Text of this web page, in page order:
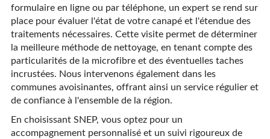
formulaire en ligne ou par téléphone, un expert se rend sur
place pour évaluer l'état de votre canapé et l'étendue des
traitements nécessaires. Cette visite permet de déterminer
la meilleure méthode de nettoyage, en tenant compte des
particularités de la microfibre et des éventuelles taches
incrustées. Nous intervenons également dans les
communes avoisinantes, offrant ainsi un service régulier et
de confiance à l'ensemble de la région.
En choisissant SNEP, vous optez pour un
accompagnement personnalisé et un suivi rigoureux de